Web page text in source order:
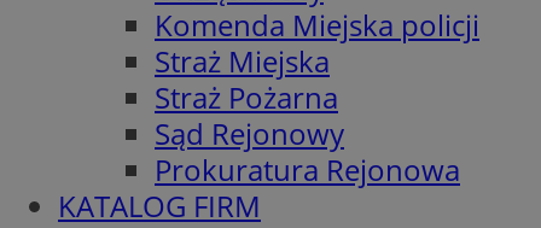
Komenda Miejska policji
Straż Miejska
Straż Pożarna
Sąd Rejonowy
Prokuratura Rejonowa
KATALOG FIRM